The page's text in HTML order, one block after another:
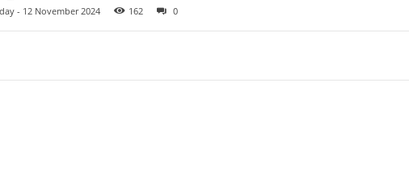
- 12 November 2024 162 0